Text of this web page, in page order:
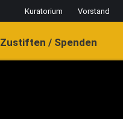
Kuratorium Vorstand
Zustiften / Spenden